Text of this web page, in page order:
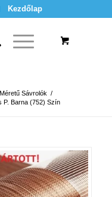
Kezdőlap
Sávrolók /
P. Barna (752) Szín